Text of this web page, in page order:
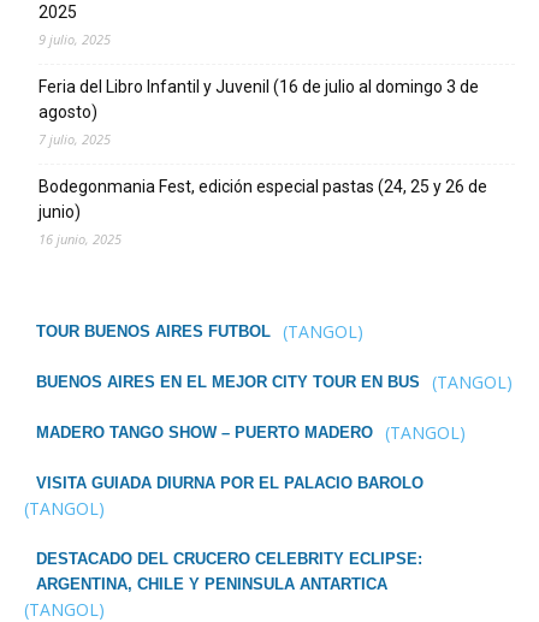
2025
9 julio, 2025
Feria del Libro Infantil y Juvenil (16 de julio al domingo 3 de
agosto)
7 julio, 2025
Bodegonmania Fest, edición especial pastas (24, 25 y 26 de
junio)
16 junio, 2025
TOUR BUENOS AIRES FUTBOL (TANGOL)
BUENOS AIRES EN EL MEJOR CITY TOUR EN BUS (TANGOL)
MADERO TANGO SHOW – PUERTO MADERO (TANGOL)
VISITA GUIADA DIURNA POR EL PALACIO BAROLO
(TANGOL)
DESTACADO DEL CRUCERO CELEBRITY ECLIPSE:
ARGENTINA, CHILE Y PENINSULA ANTARTICA
(TANGOL)